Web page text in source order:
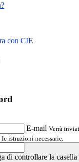
con CIE
E-mail Verrà
istruzioni necessarie.
di controllare la